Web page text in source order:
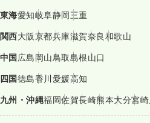
東海愛知岐阜静岡三重
関西大阪京都兵庫滋賀奈良和歌山
中国広島岡山鳥取島根山口
四国徳島香川愛媛高知
九州・沖縄福岡佐賀長崎熊本大分宮崎